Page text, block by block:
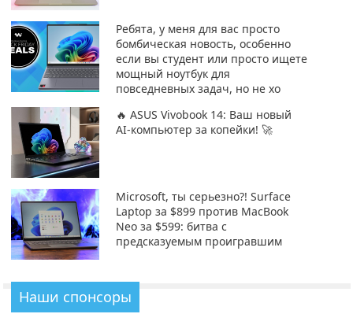
Ребята, у меня для вас просто
бомбическая новость, особенно
если вы студент или просто ищете
мощный ноутбук для
повседневных задач, но не хо
🔥 ASUS Vivobook 14: Ваш новый
AI-компьютер за копейки! 🚀
Microsoft, ты серьезно?! Surface
Laptop за $899 против MacBook
Neo за $599: битва с
предсказуемым проигравшим
Наши спонсоры